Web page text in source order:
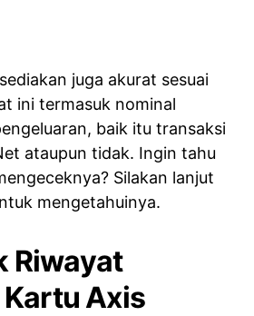
juga akurat sesuai
ini termasuk nominal
baik itu transaksi
ataupun tidak. Ingin tahu
Silakan lanjut
mengetahuinya.
Riwayat
Axis